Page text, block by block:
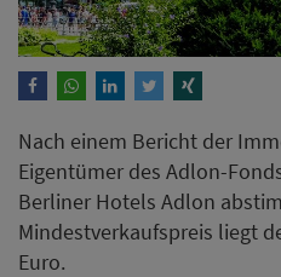
Nach einem Bericht der
Eigentümer des Adlon-
Berliner Hotels Adlon
Mindestverkaufspreis liegt
Euro.